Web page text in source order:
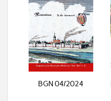
BGN 04/2024